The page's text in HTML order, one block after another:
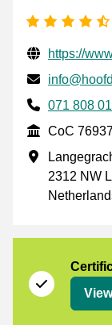
Verified
Website
https://
Email
Phone
071 808
CoC
CoC
Business
2312 NW